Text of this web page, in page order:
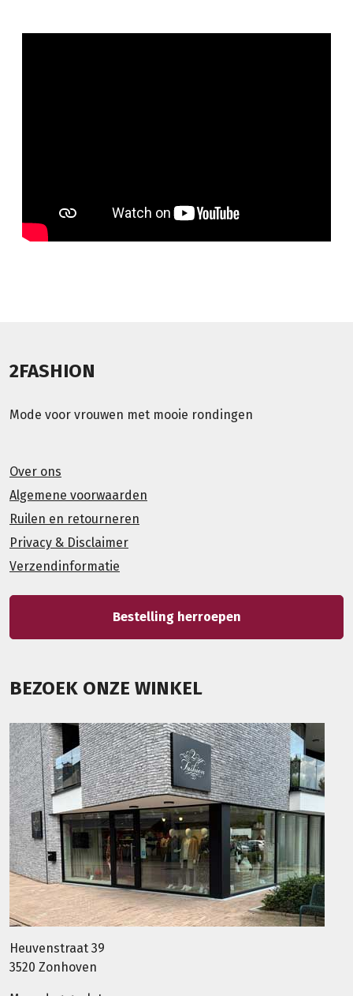
2FASHION
Mode voor vrouwen met mooie rondingen
Over ons
Algemene voorwaarden
Ruilen en retourneren
Privacy & Disclaimer
Verzendinformatie
Bestelling herroepen
BEZOEK ONZE WINKEL
Heuvenstraat 39
3520 Zonhoven